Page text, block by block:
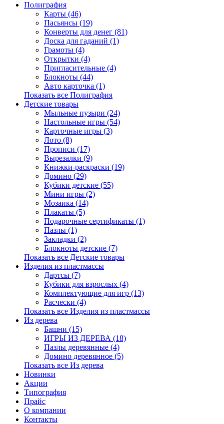
Полиграфия
Карты (46)
Пасьянсы (19)
Конверты для денег (81)
Доска для гаданий (1)
Грамоты (4)
Открытки (4)
Пригласительные (4)
Блокноты (44)
Авто карточка (1)
Показать все Полиграфия
Детские товары
Мыльные пузыри (24)
Настольные игры (54)
Карточные игры (3)
Лото (8)
Прописи (17)
Вырезалки (9)
Книжки-раскраски (19)
Домино (29)
Кубики детские (55)
Мини игры (2)
Мозаика (14)
Плакаты (5)
Подарочные сертификаты (1)
Пазлы (1)
Закладки (2)
Блокноты детские (7)
Показать все Детские товары
Изделия из пластмассы
Дартсы (7)
Кубики для взрослых (4)
Комплектующие для игр (13)
Расчески (4)
Показать все Изделия из пластмассы
Из дерева
Башни (15)
ИГРЫ ИЗ ДЕРЕВА (18)
Пазлы деревянные (4)
Домино деревянное (5)
Показать все Из дерева
Новинки
Акции
Типография
Прайс
О компании
Контакты